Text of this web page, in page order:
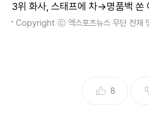
3위 화사, 스태프에 차→명품백 쏜
Copyright ⓒ 엑스포츠뉴스 무단 전재
8